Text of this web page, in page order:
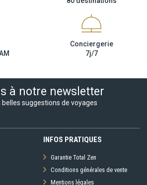
Conciergerie
7j/7
à notre newsletter
suggestions de voyages
INFOS PRATIQUES
Garantie Total Zen
Conditions générales de vente
Mentions légales